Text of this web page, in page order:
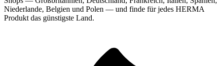
Niederlande, Belgien und Polen — und finde für jedes HERMA
Produkt das günstigste Land.